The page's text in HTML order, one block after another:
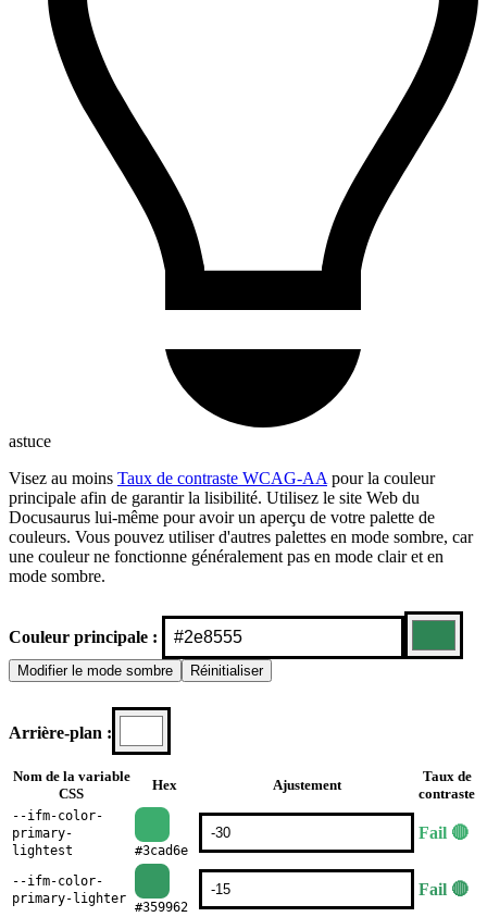
astuce
Visez au moins Taux de contraste WCAG-AA pour la couleur
principale afin de garantir la lisibilité. Utilisez le site Web du
Docusaurus lui-même pour avoir un aperçu de votre palette de
couleurs. Vous pouvez utiliser d'autres palettes en mode sombre, car
une couleur ne fonctionne généralement pas en mode clair et en
mode sombre.
Couleur principale :
Modifier le mode sombre Réinitialiser
Arrière-plan :
Nom de la variable
CSS
Hex Ajustement
Taux de
contraste
--ifm-color-
primary-
lightest
#3cad6e
Fail 🔴
--ifm-color-
primary-lighter
#359962
Fail 🔴